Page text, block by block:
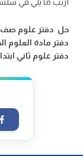
حل دفتر علوم صف
دفتر مادة العلوم
دفتر علوم ثاني